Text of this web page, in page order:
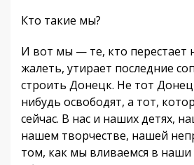
Кто такие мы?
И вот мы — те, кто перестает
жалеть, утирает последние
строить Донецк. Не тот
нибудь освободят, а тот,
сейчас. В нас и наших детях,
нашем творчестве, нашей
том, как мы вливаемся в